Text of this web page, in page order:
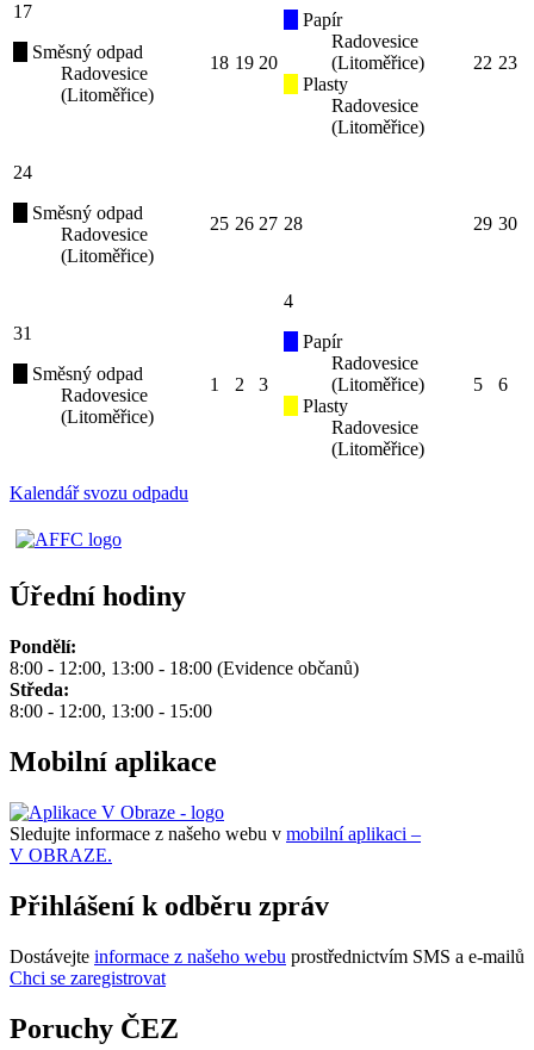
17
Směsný odpad
Radovesice
(Litoměřice)
18 19 20
Papír
Radovesice
(Litoměřice)
Plasty
Radovesice
(Litoměřice)
22 23
24
Směsný odpad
Radovesice
(Litoměřice)
25 26 27 28 29 30
31
Směsný odpad
Radovesice
(Litoměřice)
1 2 3
4
Papír
Radovesice
(Litoměřice)
Plasty
Radovesice
(Litoměřice)
5 6
Kalendář svozu odpadu
Úřední hodiny
Pondělí:
8:00 - 12:00, 13:00 - 18:00 (Evidence občanů)
Středa:
8:00 - 12:00, 13:00 - 15:00
Mobilní aplikace
Sledujte informace z našeho webu v mobilní aplikaci –
V OBRAZE.
Přihlášení k odběru zpráv
Dostávejte informace z našeho webu prostřednictvím SMS a e-mailů
Chci se zaregistrovat
Poruchy ČEZ